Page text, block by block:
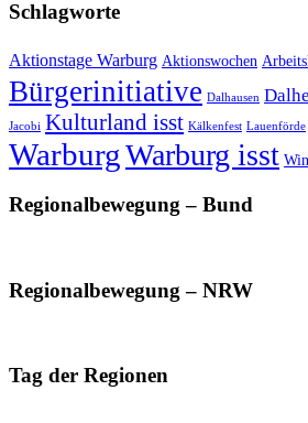
Schlagworte
Aktionstage Warburg Aktionswochen
Bürgerinitiative Dalhausen
Jacobi Kulturland isst Kälkenfest Lauenförde
WarburgWarburg isst
Regionalbewegung – Bund
Regionalbewegung – NRW
Tag der Regionen